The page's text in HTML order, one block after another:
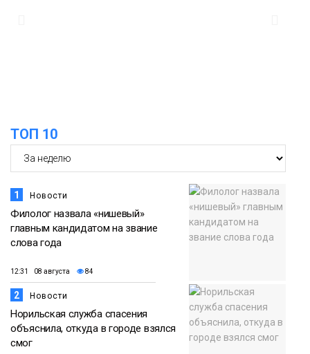
Новости
ТОП 10
1 Новости
Филолог назвала «нишевый»
главным кандидатом на звание
слова года
12:31 08 августа 84
2 Новости
Норильская служба спасения
объяснила, откуда в городе взялся
смог